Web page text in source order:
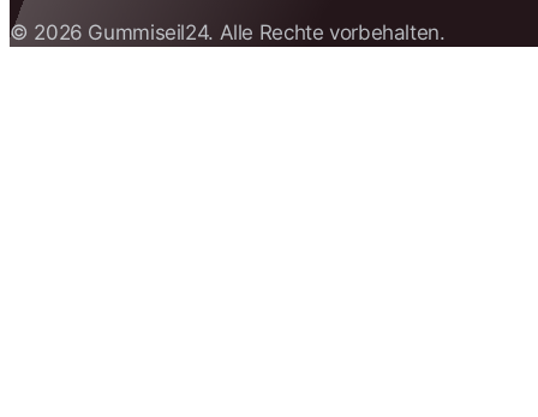
© 2026 Gummiseil24. Alle Rechte vorbehalten.